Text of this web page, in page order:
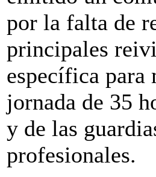
por la falta de
principales
específica
jornada de 35
y de las
profesionales.